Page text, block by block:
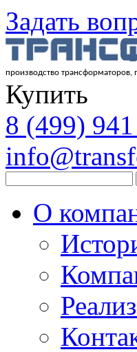
Задать
производство трансформаторов,
Купить
8 (499)
О